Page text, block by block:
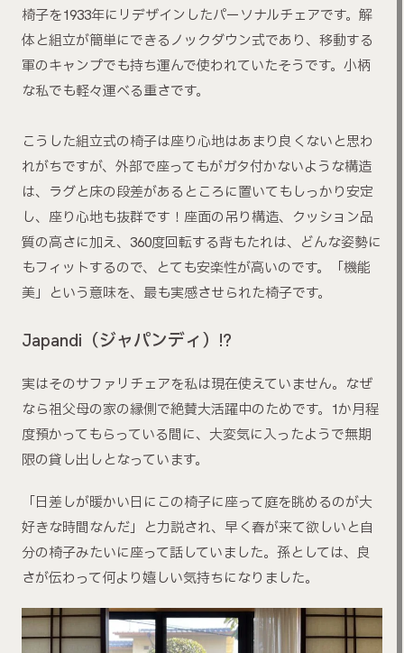
椅子を1933年にリデザインしたパーソナルチェアです。解
体と組立が簡単にできるノックダウン式であり、移動する
軍のキャンプでも持ち運んで使われていたそうです。小柄
な私でも軽々運べる重さです。
こうした組立式の椅子は座り心地はあまり良くないと思わ
れがちですが、外部で座ってもがガタ付かないような構造
は、ラグと床の段差があるところに置いてもしっかり安定
し、座り心地も抜群です！座面の吊り構造、クッション品
質の高さに加え、360度回転する背もたれは、どんな姿勢に
もフィットするので、とても安楽性が高いのです。「機能
美」という意味を、最も実感させられた椅子です。
Japandi（ジャパンディ）!?
実はそのサファリチェアを私は現在使えていません。なぜ
なら祖父⺟の家の縁側で絶賛大活躍中のためです。1か月程
度預かってもらっている間に、大変気に入ったようで無期
限の貸し出しとなっています。
「日差しが暖かい日にこの椅子に座って庭を眺めるのが大
好きな時間なんだ」と力説され、早く春が来て欲しいと自
分の椅子みたいに座って話していました。孫としては、良
さが伝わって何より嬉しい気持ちになりました。